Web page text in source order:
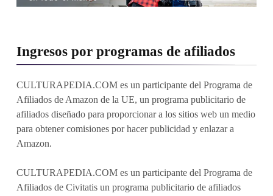
Ingresos por programas de afiliados
CULTURAPEDIA.COM es un participante del Programa de
Afiliados de Amazon de la UE, un programa publicitario de
afiliados diseñado para proporcionar a los sitios web un medio
para obtener comisiones por hacer publicidad y enlazar a
Amazon.
CULTURAPEDIA.COM es un participante del Programa de
Afiliados de Civitatis un programa publicitario de afiliados